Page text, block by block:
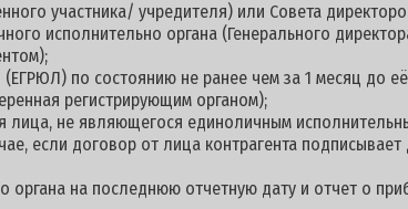
участника/ учредителя) или Совета
исполнительно органа (Генерального
по состоянию не ранее чем за 1 месяц до
регистрирующим органом);
не являющегося единоличным
если договор от лица контрагента
органа на последнюю отчетную дату и отчет о